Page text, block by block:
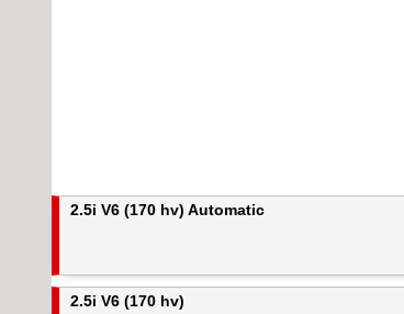
2.5i V6 (170 hv) Automatic
2.5i V6 (170 hv)